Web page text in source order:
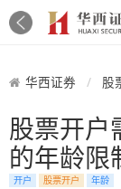
华西证券 股
股票开户
的年龄限
开户 股票开户 年龄